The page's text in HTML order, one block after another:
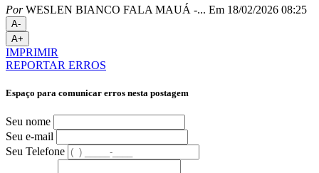
PorWESLEN BIANCO FALA MAUÁ -... Em 18/02/2026 08:25
A-
A+
IMPRIMIR
REPORTAR ERROS
Espaço para comunicar erros nesta postagem
Seu nome
Seu e-mail
Seu Telefone